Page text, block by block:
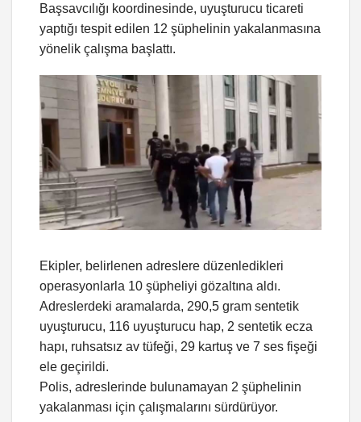
Başsavcılığı koordinesinde, uyuşturucu ticareti
yaptığı tespit edilen 12 şüphelinin yakalanmasına
yönelik çalışma başlattı.
Ekipler, belirlenen adreslere düzenledikleri
operasyonlarla 10 şüpheliyi gözaltına aldı.
Adreslerdeki aramalarda, 290,5 gram sentetik
uyuşturucu, 116 uyuşturucu hap, 2 sentetik ecza
hapı, ruhsatsız av tüfeği, 29 kartuş ve 7 ses fişeği
ele geçirildi.
Polis, adreslerinde bulunamayan 2 şüphelinin
yakalanması için çalışmalarını sürdürüyor.